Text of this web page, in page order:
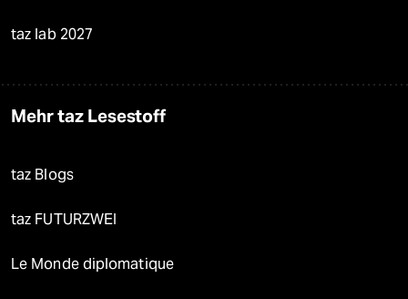
taz lab 2027
Mehr taz Lesestoff
taz Blogs
taz FUTURZWEI
Le Monde diplomatique